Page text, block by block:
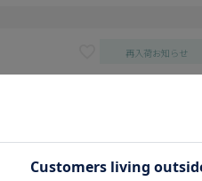
再入荷お知らせ